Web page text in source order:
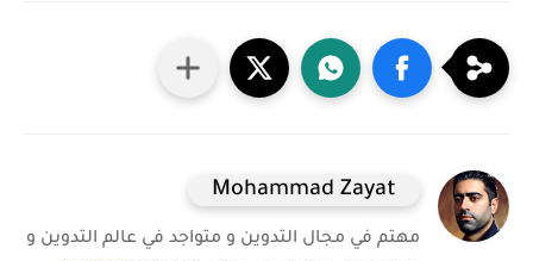
Mohammad Zayat
مهتم في مجال التدوين و متواجد في عالم التدوين و